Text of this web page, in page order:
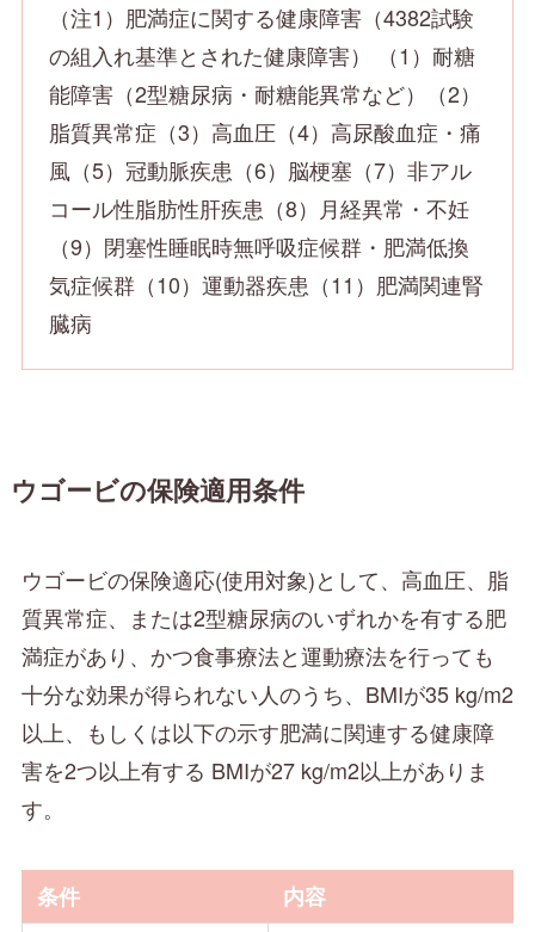
（注1）肥満症に関する健康障害（4382試験
の組入れ基準とされた健康障害） （1）耐糖
能障害（2型糖尿病・耐糖能異常など）（2）
脂質異常症（3）高血圧（4）高尿酸血症・痛
風（5）冠動脈疾患（6）脳梗塞（7）非アル
コール性脂肪性肝疾患（8）月経異常・不妊
（9）閉塞性睡眠時無呼吸症候群・肥満低換
気症候群（10）運動器疾患（11）肥満関連腎
臓病
ウゴービの保険適用条件
ウゴービの保険適応(使用対象)として、高血圧、脂
質異常症、または2型糖尿病のいずれかを有する肥
満症があり、かつ食事療法と運動療法を行っても
十分な効果が得られない人のうち、BMIが35 kg/m2
以上、もしくは以下の示す肥満に関連する健康障
害を2つ以上有する BMIが27 kg/m2以上がありま
す。
条件
内容